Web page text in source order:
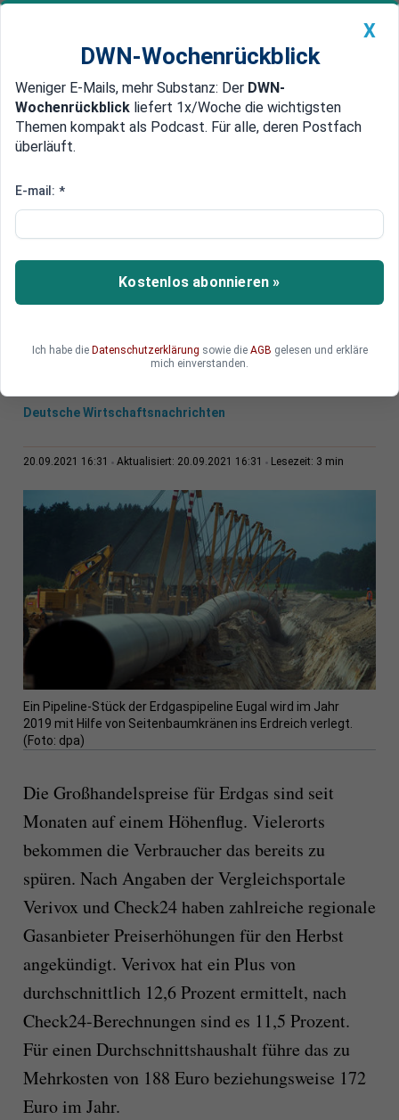
Newsticker MEIN DWN: Geldanlage Premium
Edelmetalle DWN-Magazin China
Gaspreise auf Höhenflug - den
Winter
Die Preise für Erdgas steigen und steigen.
Zugleich sind die Speicher hierzulande noch
Deutsche Wirtschaftsnachrichten
20.09.2021 16:31 Aktualisiert: 20.09.2021 16:31 Lesezeit: 3 min
Ein Pipeline-Stück der Erdgaspipeline Eugal wird im Jahr
2019 mit Hilfe von Seitenbaumkränen ins Erdreich verlegt.
(Foto: dpa)
Die Großhandelspreise für Erdgas sind seit
Monaten auf einem Höhenflug. Vielerorts
bekommen die Verbraucher das bereits zu
spüren. Nach Angaben der Vergleichsportale
Verivox und Check24 haben zahlreiche regionale
Gasanbieter Preiserhöhungen für den Herbst
angekündigt. Verivox hat ein Plus von
durchschnittlich 12,6 Prozent ermittelt, nach
Check24-Berechnungen sind es 11,5 Prozent.
Für einen Durchschnittshaushalt führe das zu
Mehrkosten von 188 Euro beziehungsweise 172
Euro im Jahr.
X
DWN-Wochenrückblick
Weniger E-Mails, mehr Substanz: Der DWN-
Wochenrückblick liefert 1x/Woche die wichtigsten
Themen kompakt als Podcast. Für alle, deren Postfach
überläuft.
E-mail: *
Kostenlos abonnieren »
Ich habe die Datenschutzerklärung sowie die AGB gelesen und erkläre
mich einverstanden.